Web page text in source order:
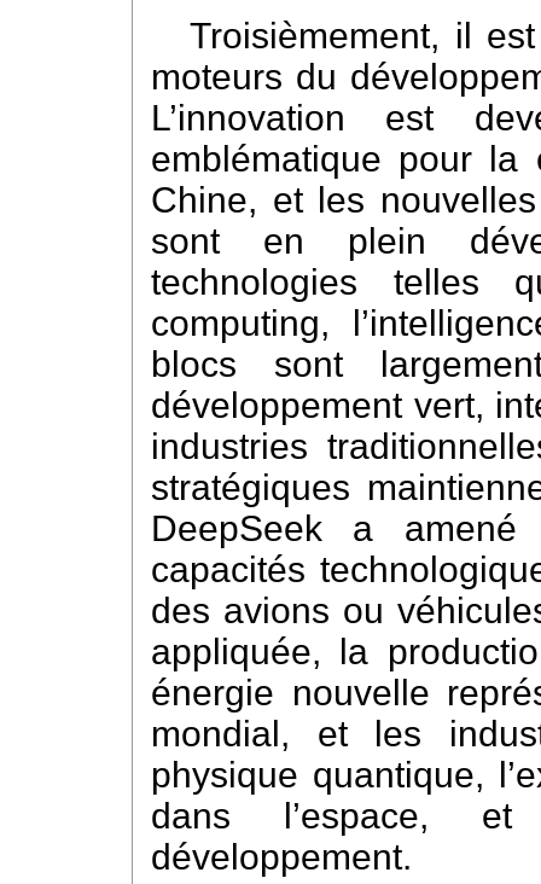
Troisièmement, il
moteurs du
L’innovation est
emblématique pour la
Chine, et les
sont en plein
technologies
computing,
blocs sont
développement vert,
industries
stratégiques
DeepSeek a
capacités
des avions ou
appliquée, la
énergie nouvelle
mondial, et les
physique quantique,
dans l’espace,
développement.